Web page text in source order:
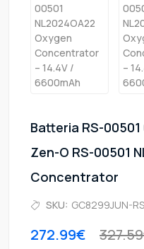
Batteria RS-
Zen-O RS-00501
Concentrator
SKU: GC8299JUN-
272.99€